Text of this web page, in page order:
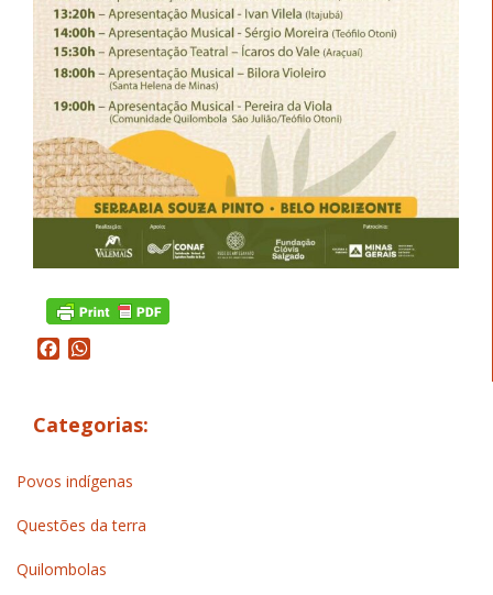
Facebook
Categorias:
Povos indígenas
Questões da terra
Quilombolas